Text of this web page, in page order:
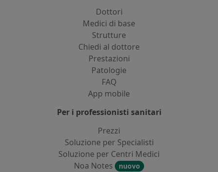
Dottori
Medici di base
Strutture
Chiedi al dottore
Prestazioni
Patologie
FAQ
App mobile
Per i professionisti sanitari
Prezzi
Soluzione per Specialisti
Soluzione per Centri Medici
Noa Notes
nuovo